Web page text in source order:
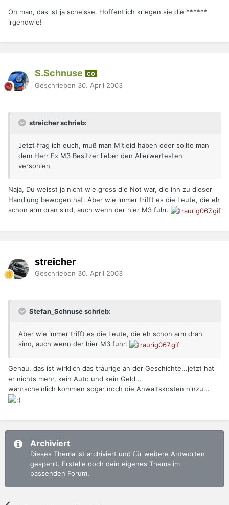
Oh man, das ist ja scheisse. Hoffentlich kriegen sie die ******
irgendwie!
S.Schnuse CO
Geschrieben 30. April 2003
streicher schrieb:
Jetzt frag ich euch, muß man Mitleid haben oder sollte man
dem Herr Ex M3 Besitzer lieber den Allerwertesten
versohlen
Naja, Du weisst ja nicht wie gross die Not war, die ihn zu dieser
Handlung bewogen hat. Aber wie immer trifft es die Leute, die eh
schon arm dran sind, auch wenn der hier M3 fuhr.
streicher
Geschrieben 30. April 2003
Stefan_Schnuse schrieb:
Aber wie immer trifft es die Leute, die eh schon arm dran
sind, auch wenn der hier M3 fuhr.
Genau, das ist wirklich das traurige an der Geschichte...jetzt hat
er nichts mehr, kein Auto und kein Geld...
wahrscheinlich kommen sogar noch die Anwaltskosten hinzu...
Archiviert
Dieses Thema ist archiviert und für weitere Antworten
gesperrt. Erstelle doch dein eigenes Thema im
passenden Forum.